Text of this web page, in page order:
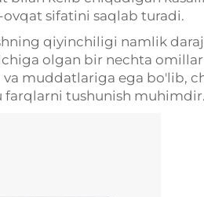
sifatini saqlab turadi.
qiyinchiligi namlik
olgan bir nechta
va muddatlariga ega bo'lib,
farqlarni tushunish muhimdir.